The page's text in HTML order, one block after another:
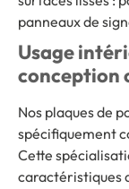
panneaux de
Usage
conception
Nos plaques de
spécifiquement
Cette
caractéristiques